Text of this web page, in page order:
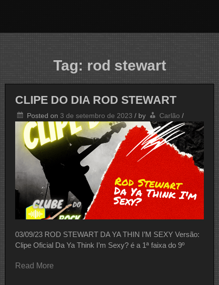
Tag: rod stewart
CLIPE DO DIA ROD STEWART
Posted on 3 de setembro de 2023 / by Carlão /
03/09/23 ROD STEWART DA YA THIN I’M SEXY Versão:
Clipe Oficial Da Ya Think I’m Sexy? é a 1ª faixa do 9º
Read More